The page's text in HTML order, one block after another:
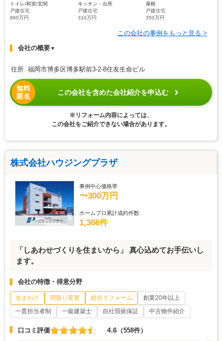
トイレ/和室/玄関
戸建住宅
860万円
キッチン・台所
戸建住宅
310万円
屋根
戸建住宅
350万円
この会社の事例をもっと見る >
会社の概要▼
住所 福岡市博多区博多駅前3-2-8住友生命ビル
無料
匿名
この会社を含めた会社紹介を申込む
※リフォーム内容によっては、
この会社をご紹介できない場合があります。
株式会社ハウジングプラザ
事例中心価格帯
〜300万円
ホームプロ累計成約件数
1,366件
「しあわせづくりを住まいから」 真心込めてお手伝いし
ます。
会社の特徴・得意分野
水まわり 間取り変更 総合リフォーム
創業20年以上
一貫担当者制
一級建築士 自社瑕疵保証 中古物件紹介
口コミ評価 4.6 （558件）